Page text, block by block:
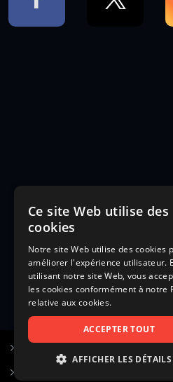
Ce site Web utilise des
cookies
Notre site Web utilise des cookies
améliorer l'expérience utilisateur.
utilisant notre site Web, vous
les cookies conformément à notre
relative aux cookies.
ACCEPTER TOUT
AFFICHER LES DÉTAILS